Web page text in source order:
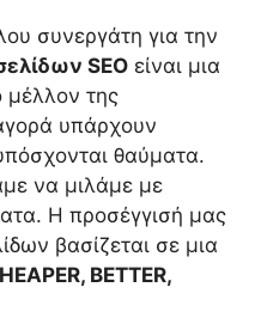
συνεργάτη για την
SEO είναι μια
μέλλον της
υπάρχουν
υπόσχονται θαύματα.
να μιλάμε με
Η προσέγγισή μας
βασίζεται σε μια
BETTER,